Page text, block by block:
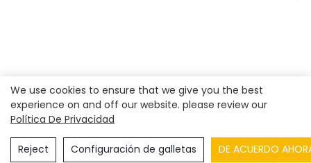
Mapa del sitio|Política de privacidad
We use cookies to ensure that we give you the best
experience on and off our website. please review our
Política De Privacidad
Reject Configuración de galletas DE ACUERDO